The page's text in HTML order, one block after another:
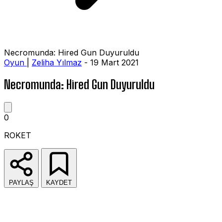
Necromunda: Hired Gun Duyuruldu
Oyun
Zeliha Yılmaz - 19 Mart 2021
Necromunda: Hired Gun Duyuruldu
0
ROKET
PAYLAŞ KAYDET